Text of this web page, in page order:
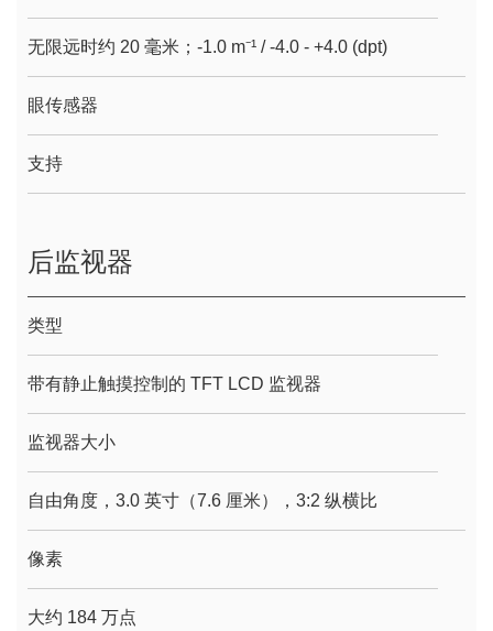
无限远时约 20 毫米；-1.0 m⁻¹ / -4.0 - +4.0 (dpt)
眼传感器
支持
后监视器
类型
带有静止触摸控制的 TFT LCD 监视器
监视器大小
自由角度，3.0 英寸（7.6 厘米），3:2 纵横比
像素
大约 184 万点